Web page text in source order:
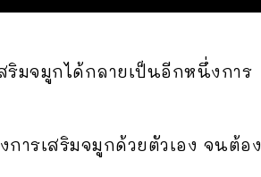
ริมจมูกได้กลายเป็นอีกหนึ่งการ
ารเสริมจมูกด้วยตัวเอง จนต้อง